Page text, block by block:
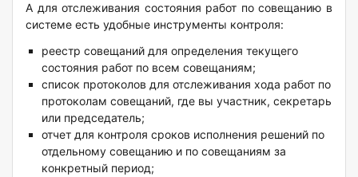
А для отслеживания состояния работ по совещанию в
системе есть удобные инструменты контроля:
реестр совещаний для определения текущего
состояния работ по всем совещаниям;
список протоколов для отслеживания хода работ по
протоколам совещаний, где вы участник, секретарь
или председатель;
отчет для контроля сроков исполнения решений по
отдельному совещанию и по совещаниям за
конкретный период;